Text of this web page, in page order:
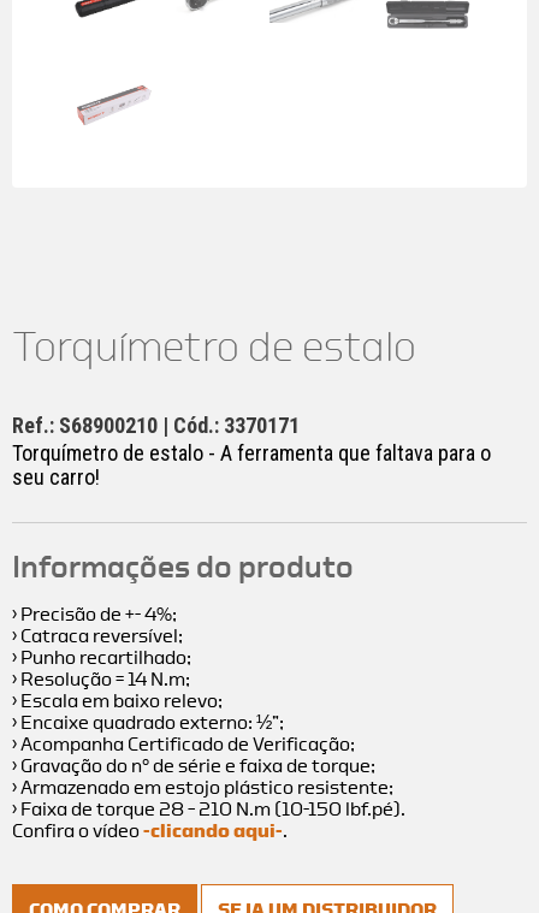
Torquímetro de estalo
Ref.: S68900210 | Cód.: 3370171
Torquímetro de estalo - A ferramenta que faltava para o
seu carro!
Informações do produto
› Precisão de +- 4%;
› Catraca reversível;
› Punho recartilhado;
› Resolução = 14 N.m;
› Escala em baixo relevo;
› Encaixe quadrado externo: ½”;
› Acompanha Certificado de Verificação;
› Gravação do n° de série e faixa de torque;
› Armazenado em estojo plástico resistente;
› Faixa de torque 28 – 210 N.m (10-150 lbf.pé).
Confira o vídeo-clicando aqui-.